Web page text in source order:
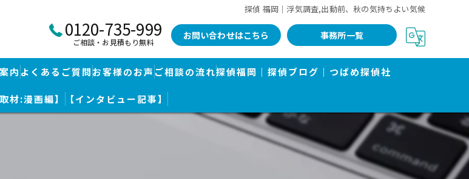
探偵 福岡｜浮気調査,出動前、秋の気持ちよい気候
0120-735-999
ご相談・お見積もり無料
お問い合わせはこちら 事務所一覧
内
市博多区福岡空港前本部
手門事務所
よくあるご質問お客様のお声 ご相談の流れ探偵福岡｜探偵ブログ｜つばめ探偵社
材:漫画編】 【インタビュー記事】